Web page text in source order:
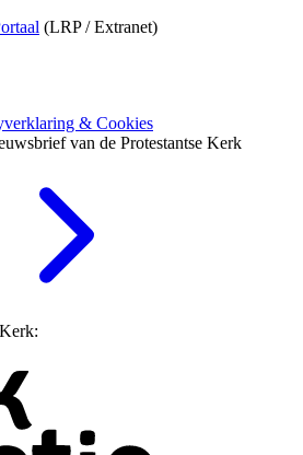
(LRP / Extranet)
& Cookies
van de Protestantse Kerk